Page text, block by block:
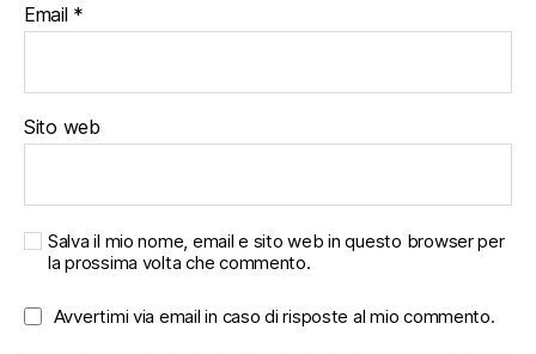
Email *
Sito web
Salva il mio nome, email e sito web in questo browser per
la prossima volta che commento.
Avvertimi via email in caso di risposte al mio commento.